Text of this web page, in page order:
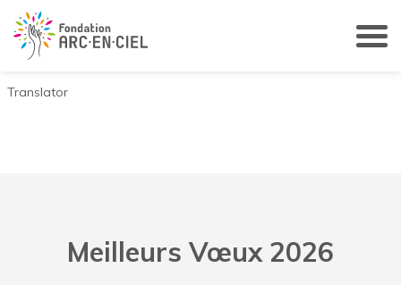
Translator
Meilleurs Vœux 2026